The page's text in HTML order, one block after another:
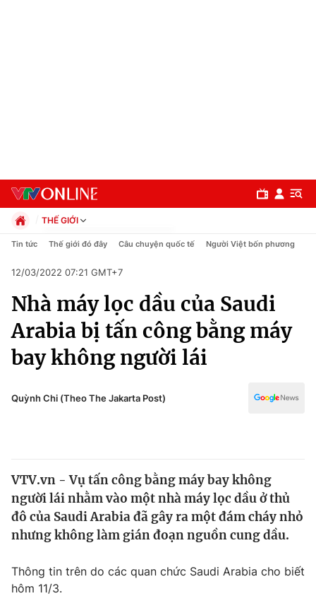
Chuyên mục
Chính trị
Xã hội
Pháp luật
Thế giới
Tin tức
Thế giới đó đây
Câu chuyện quốc tế
Kinh tế
Thị trường
Dữ liệu và đời sống
THẾ GIỚI
Chính trị
Pháp luật
Kinh tế
Thể thao
Truyền hình
Văn hóa - Giải trí
Công nghệ
Tin tức Thế giới đó đây Câu chuyện quốc tế Người Việt bốn phương
12/03/2022 07:21 GMT+7
Nhà máy lọc dầu của Saudi
Arabia bị tấn công bằng máy
bay không người lái
Quỳnh Chi (Theo The Jakarta Post)
VTV.vn - Vụ tấn công bằng máy bay không
người lái nhằm vào một nhà máy lọc dầu ở thủ
đô của Saudi Arabia đã gây ra một đám cháy nhỏ
nhưng không làm gián đoạn nguồn cung dầu.
Thông tin trên do các quan chức Saudi Arabia cho biết
hôm 11/3.